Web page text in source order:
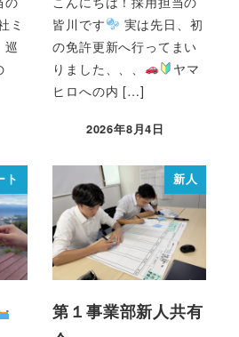
ミ
巡
皆川です
実は先日、初
の免許更新へ行ってまい
りました、、、
ヤマ
ヒロへの内 […]
2026年8月4日
ト 新人
第１事業部新人共有